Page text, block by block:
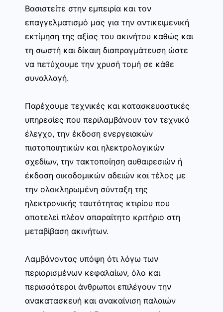
Βασιστείτε στην εμπειρία και τον
επαγγελματισμό μας για την αντικειμενική
εκτίμηση της αξίας του ακινήτου καθώς και
τη σωστή και δίκαιη διαπραγμάτευση ώστε
να πετύχουμε την χρυσή τομή σε κάθε
συναλλαγή.
Παρέχουμε τεχνικές και κατασκευαστικές
υπηρεσίες που περιλαμβάνουν τον τεχνικό
έλεγχο, την έκδοση ενεργειακών
πιστοποιητικών και ηλεκτρολογικών
σχεδίων, την τακτοποίηση αυθαιρεσιών ή
έκδοση οικοδομικών αδειών και τέλος με
την ολοκληρωμένη σύνταξη της
ηλεκτρονικής ταυτότητας κτιρίου που
αποτελεί πλέον απαραίτητο κριτήριο στη
μεταβίβαση ακινήτων.
Λαμβάνοντας υπόψη ότι λόγω των
περιορισμένων κεφαλαίων, όλο και
περισσότεροι άνθρωποι επιλέγουν την
ανακατασκευή και ανακαίνιση παλαιών